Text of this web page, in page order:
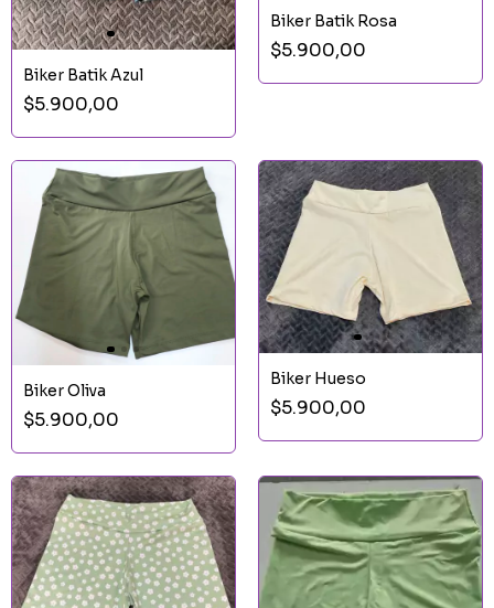
Biker Batik Azul
$5.900,00
Biker Batik Rosa
$5.900,00
Biker Oliva
$5.900,00
Biker Hueso
$5.900,00